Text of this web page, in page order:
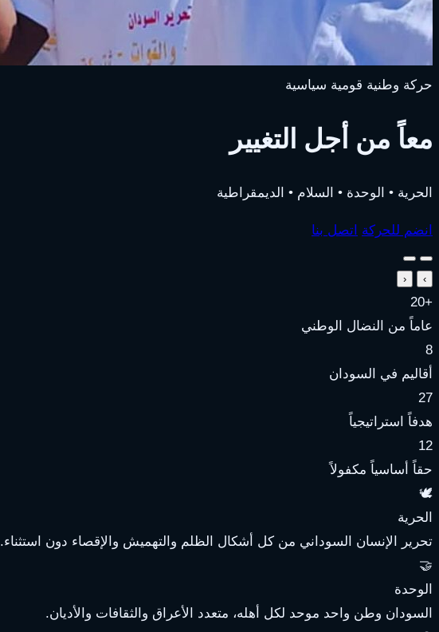
حركة وطنية قومية سياسية
معاً من أجل التغيير
الحرية • الوحدة • السلام • الديمقراطية
انضم للحركة اتصل بنا
›
‹
+20
عاماً من النضال الوطني
8
أقاليم في السودان
27
هدفاً استراتيجياً
12
حقاً أساسياً مكفولاً
🕊️
الحرية
تحرير الإنسان السوداني من كل أشكال الظلم والتهميش والإقصاء دون استثناء.
🤝
الوحدة
السودان وطن واحد موحد لكل أهله، متعدد الأعراق والثقافات والأديان.